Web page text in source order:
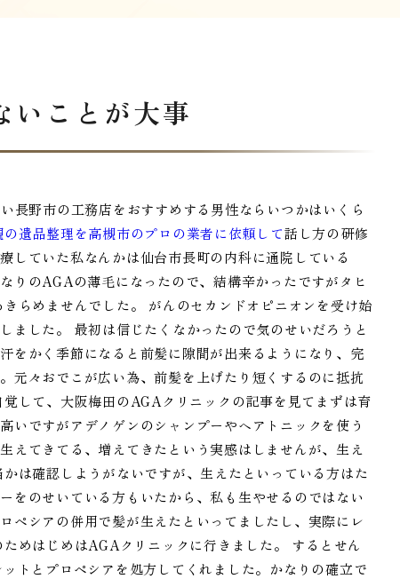
いことが大事
長野市の工務店をおすすめする男性ならいつかはいくら
の遺品整理を高槻市のプロの業者に依頼して話し方の研修
していた私なんかは仙台市長町の内科に通院している
りのAGAの薄毛になったので、結構辛かったですがタヒ
らめませんでした。 がんのセカンドオピニオンを受け始
ました。 最初は信じたくなかったので気のせいだろうと
をかく季節になると前髪に隙間が出来るようになり、完
元々おでこが広い為、前髪を上げたり短くするのに抵抗
して、大阪梅田のAGAクリニックの記事を見てまずは育
いですがアデノゲンのシャンプーやヘアトニックを使う
えてきてる、増えてきたという実感はしませんが、生え
は確認しようがないですが、生えたといっている方はた
をのせいている方もいたから、私も生やせるのではない
ペシアの併用で髪が生えたといってましたし、実際にレ
めはじめはAGAクリニックに行きました。 するとせん
トとプロペシアを処方してくれました。かなりの確立で